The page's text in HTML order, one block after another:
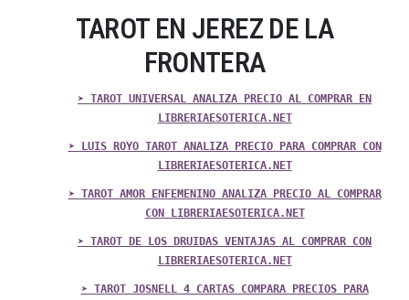
TAROT EN JEREZ DE LA
FRONTERA
➤ TAROT UNIVERSAL ANALIZA PRECIO AL COMPRAR EN
LIBRERIAESOTERICA.NET
➤ LUIS ROYO TAROT ANALIZA PRECIO PARA COMPRAR CON
LIBRERIAESOTERICA.NET
➤ TAROT AMOR ENFEMENINO ANALIZA PRECIO AL COMPRAR
CON LIBRERIAESOTERICA.NET
➤ TAROT DE LOS DRUIDAS VENTAJAS AL COMPRAR CON
LIBRERIAESOTERICA.NET
➤ TAROT JOSNELL 4 CARTAS COMPARA PRECIOS PARA